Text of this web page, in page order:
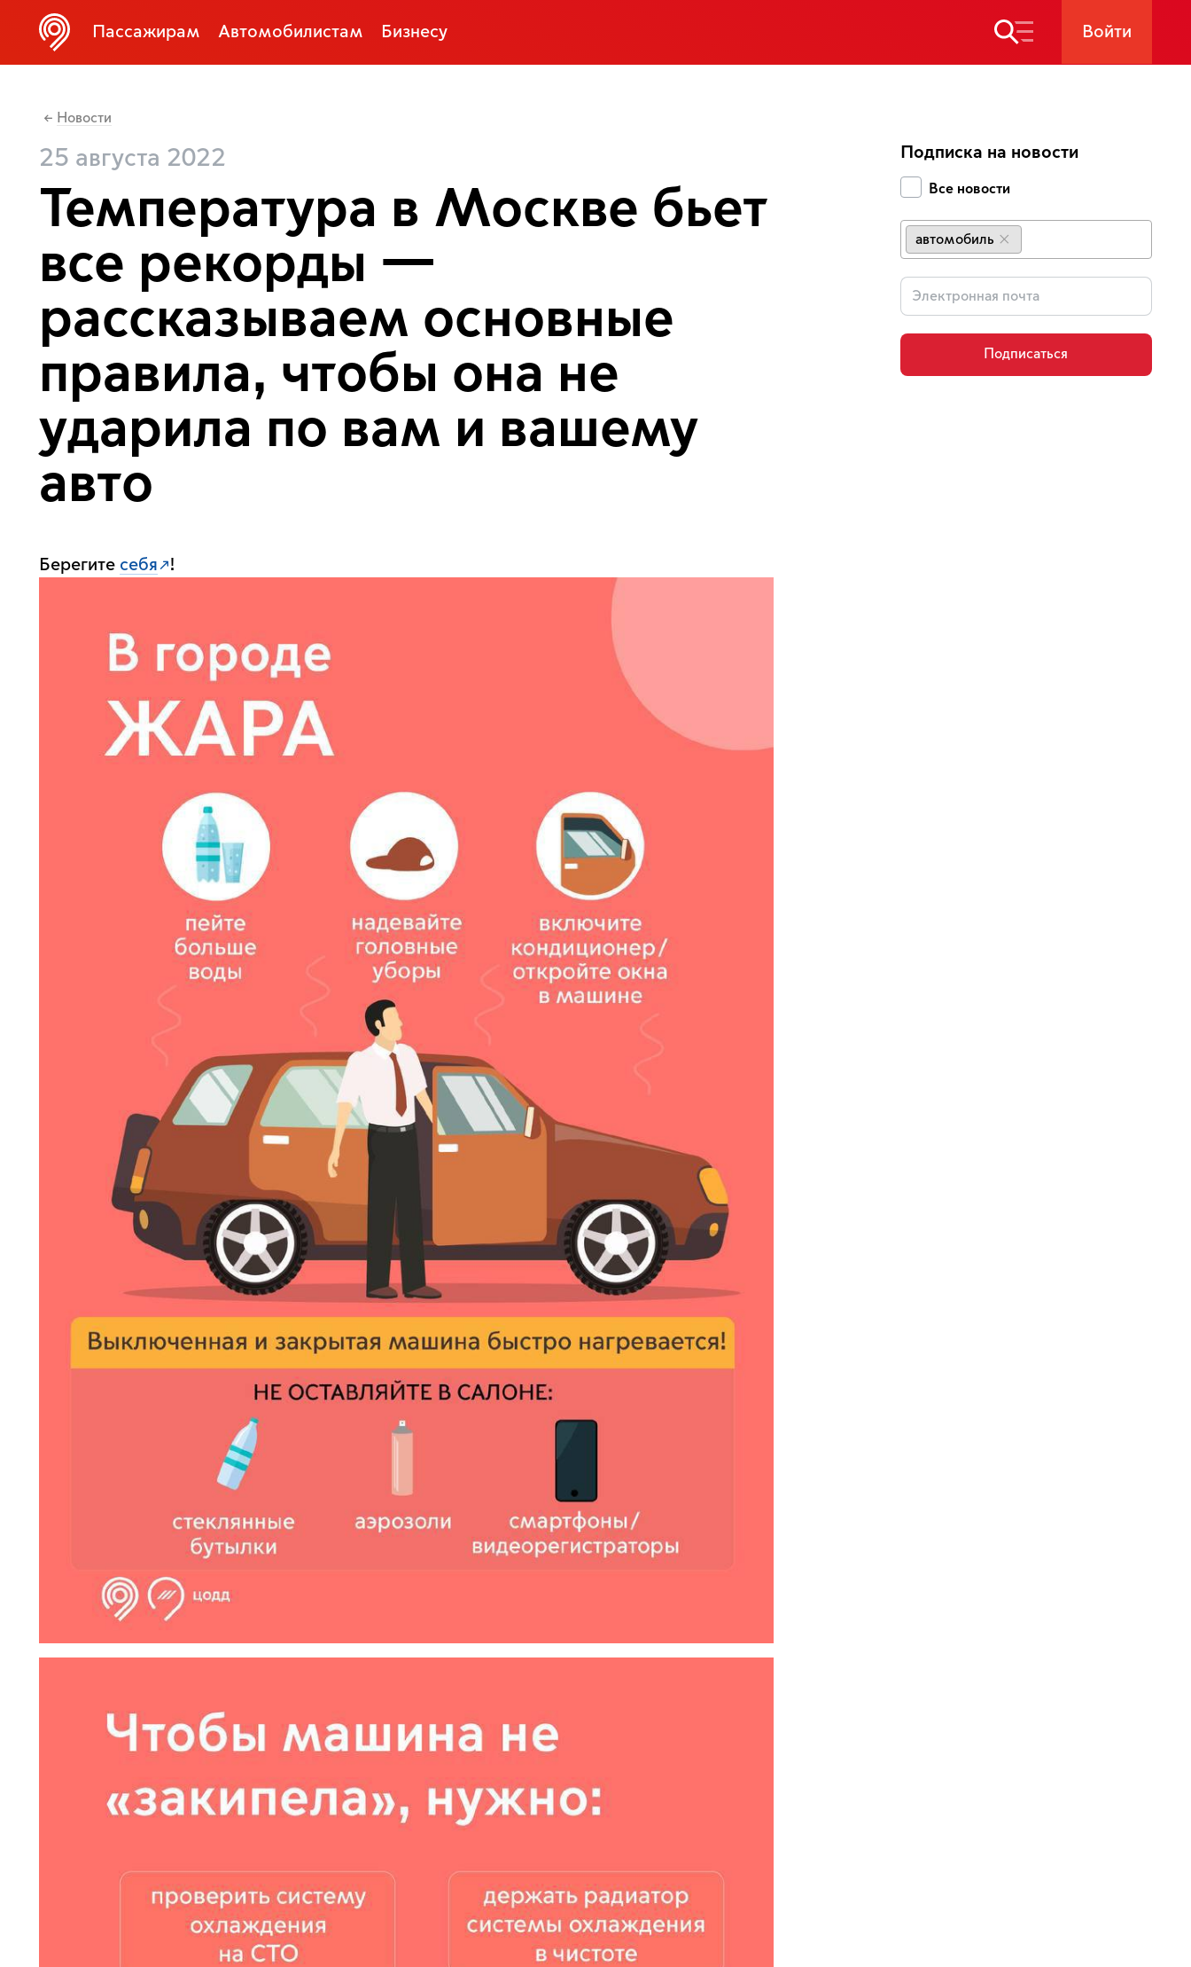
Пассажирам Автомобилистам Бизнесу Войти
← Новости
25 августа 2022
Температура в Москве бьет
все рекорды —
рассказываем основные
правила, чтобы она не
ударила по вам и вашему
авто
Берегите себя !
Подписка на новости
Все новости
автомобиль
Подписаться